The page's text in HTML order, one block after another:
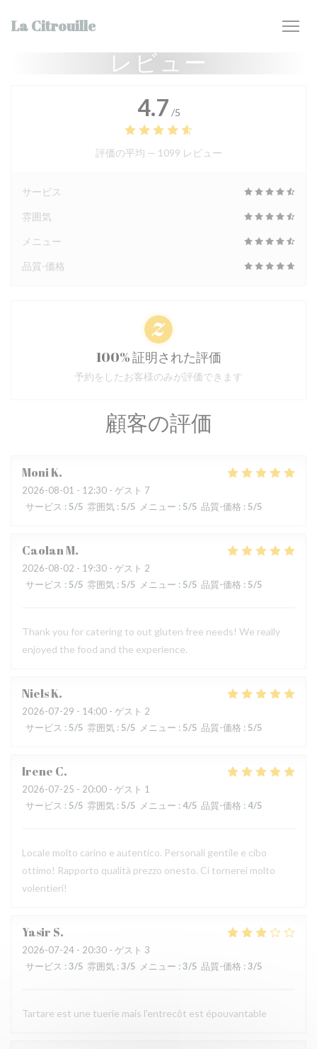
La Citrouille
レビュー
顧客の評価
MoniK
2026-08-01 - 12:30 - ゲスト 7
サービス : 5/5 雰囲気 : 5/5 メニュー : 5/5 品質-価格 : 5/5
CaolanM
2026-08-02 - 19:30 - ゲスト 2
サービス : 5/5 雰囲気 : 5/5 メニュー : 5/5 品質-価格 : 5/5
Thank you for catering to out gluten free needs! We really
enjoyed the food and the experience.
NielsK
2026-07-29 - 14:00 - ゲスト 2
サービス : 5/5 雰囲気 : 5/5 メニュー : 5/5 品質-価格 : 5/5
Irene C
2026-07-25 - 20:00 - ゲスト 1
サービス : 5/5 雰囲気 : 5/5 メニュー : 4/5 品質-価格 : 4/5
Locale molto carino e autentico. Personali gentile e cibo
ottimo! Rapporto qualità prezzo onesto. Ci tornerei molto
volentieri!
Yasir S
2026-07-24 - 20:30 - ゲスト 3
サービス : 3/5 雰囲気 : 3/5 メニュー : 3/5 品質-価格 : 3/5
Tartare est une tuerie mais l'entrecôt est épouvantable
4.7 /5
評価の平均 — 1099 レビュー
サービス
雰囲気
メニュー
品質-価格
100% 証明された評価
予約をしたお客様のみが評価できます